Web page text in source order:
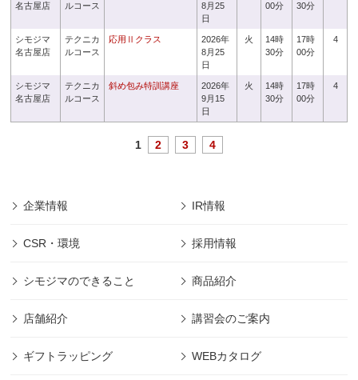
名古屋店
ルコース
8月25
日
00分
30分
シモジマ
名古屋店
テクニカ
ルコース
応用Ⅱクラス
2026年
8月25
日
火
14時
30分
17時
00分
4
シモジマ
名古屋店
テクニカ
ルコース
斜め包み特訓講座
2026年
9月15
日
火
14時
30分
17時
00分
4
1 2 3 4
企業情報 IR情報
CSR・環境 採用情報
シモジマのできること 商品紹介
店舗紹介 講習会のご案内
ギフトラッピング WEBカタログ